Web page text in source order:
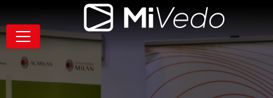
Salta alla navigazione
Navigazione